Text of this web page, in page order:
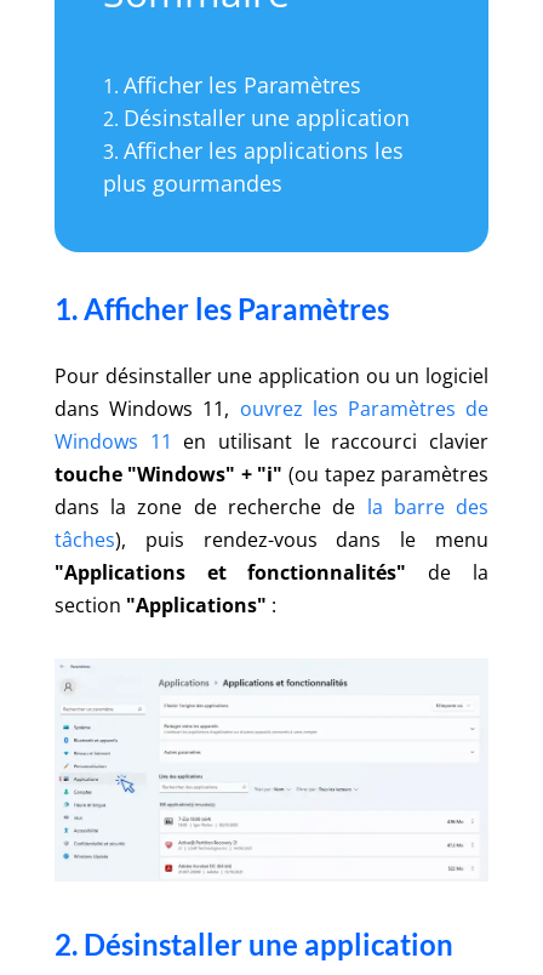
Afficher les Paramètres
Désinstaller une application
Afficher les applications les
plus gourmandes
1. Afficher les Paramètres
Pour désinstaller une application ou un logiciel
dans Windows 11, ouvrez les Paramètres de
Windows 11 en utilisant le raccourci clavier
touche "Windows" + "i" (ou tapez paramètres
dans la zone de recherche de la barre des
tâches), puis rendez-vous dans le menu
"Applications et fonctionnalités" de la
section "Applications" :
2. Désinstaller une application